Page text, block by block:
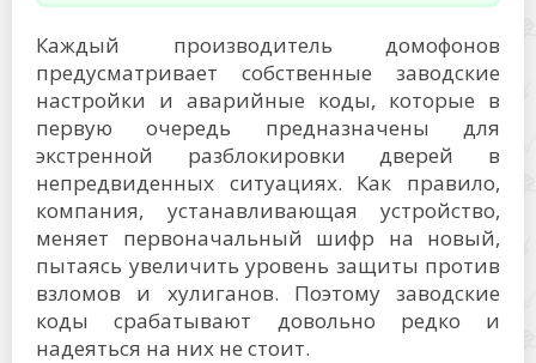
Каждый производитель домофонов
предусматривает собственные заводские
настройки и аварийные коды, которые в
первую очередь предназначены для
экстренной разблокировки дверей в
непредвиденных ситуациях. Как правило,
компания, устанавливающая устройство,
меняет первоначальный шифр на новый,
пытаясь увеличить уровень защиты против
взломов и хулиганов. Поэтому заводские
коды срабатывают довольно редко и
надеяться на них не стоит.